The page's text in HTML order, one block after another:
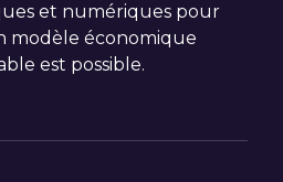
et numériques pour
modèle économique
est possible.